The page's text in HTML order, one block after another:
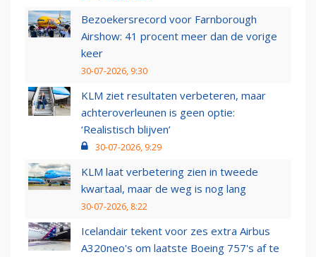
Bezoekersrecord voor Farnborough
Airshow: 41 procent meer dan de vorige
keer
30-07-2026, 9:30
KLM ziet resultaten verbeteren, maar
achteroverleunen is geen optie:
‘Realistisch blijven’
30-07-2026, 9:29
KLM laat verbetering zien in tweede
kwartaal, maar de weg is nog lang
30-07-2026, 8:22
Icelandair tekent voor zes extra Airbus
A320neo's om laatste Boeing 757's af te